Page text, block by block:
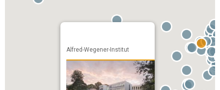
Alfred-Wegener-Institut